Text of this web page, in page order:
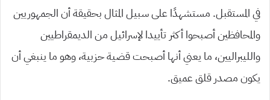
في المستقبل. مستشهدًا على سبيل المثال بحقيقة أن الجمهوريين
والمحافظين أصبحوا أكثر تأييدا لإسرائيل من الديمقراطيين
والليبراليين، ما يعني أنها أصبحت قضية حزبية، وهو ما ينبغي أن
يكون مصدر قلق عميق.